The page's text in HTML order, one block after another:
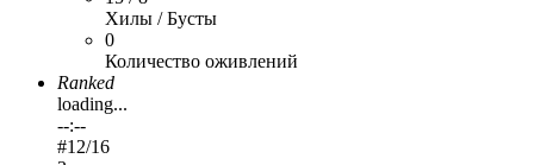
Хилы / Бусты
0
Количество оживлений
Ranked
loading...
--:--
#12/16